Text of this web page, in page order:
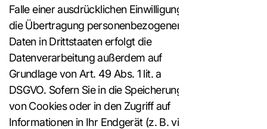
Falle einer ausdrücklichen Einwilligung in
die Übertragung personenbezogener
Daten in Drittstaaten erfolgt die
Datenverarbeitung außerdem auf
Grundlage von Art. 49 Abs. 1 lit. a
DSGVO. Sofern Sie in die Speicherung
von Cookies oder in den Zugriff auf
Informationen in Ihr Endgerät (z. B. via